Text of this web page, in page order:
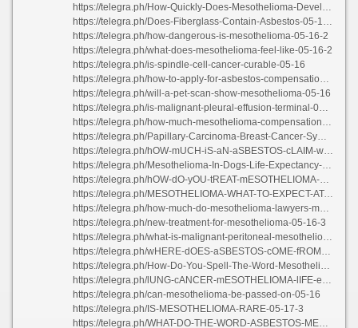
https://telegra.ph/How-Quickly-Does-Mesothelioma-Develop-05-16
https://telegra.ph/Does-Fiberglass-Contain-Asbestos-05-16-2
https://telegra.ph/how-dangerous-is-mesothelioma-05-16-2
https://telegra.ph/what-does-mesothelioma-feel-like-05-16-2
https://telegra.ph/is-spindle-cell-cancer-curable-05-16
https://telegra.ph/how-to-apply-for-asbestos-compensation-05-16
https://telegra.ph/will-a-pet-scan-show-mesothelioma-05-16
https://telegra.ph/is-malignant-pleural-effusion-terminal-05-15
https://telegra.ph/how-much-mesothelioma-compensation-05-16-3
https://telegra.ph/Papillary-Carcinoma-Breast-Cancer-Symptoms-05-16-3
https://telegra.ph/hOW-mUCH-iS-aN-aSBESTOS-cLAIM-wORTH-05-16
https://telegra.ph/Mesothelioma-In-Dogs-Life-Expectancy-05-16-2
https://telegra.ph/hOW-dO-yOU-tREAT-mESOTHELIOMA-05-16
https://telegra.ph/MESOTHELIOMA-WHAT-TO-EXPECT-AT-THE-END-05-16
https://telegra.ph/how-much-do-mesothelioma-lawyers-make-05-15
https://telegra.ph/new-treatment-for-mesothelioma-05-16-3
https://telegra.ph/what-is-malignant-peritoneal-mesothelioma-05-17-4
https://telegra.ph/wHERE-dOES-aSBESTOS-cOME-fROM-05-16-2
https://telegra.ph/How-Do-You-Spell-The-Word-Mesothelioma-05-16-2
https://telegra.ph/lUNG-cANCER-mESOTHELIOMA-lIFE-eXPECTANCY-05-16
https://telegra.ph/can-mesothelioma-be-passed-on-05-16
https://telegra.ph/IS-MESOTHELIOMA-RARE-05-17-3
https://telegra.ph/WHAT-DO-THE-WORD-ASBESTOS-MEAN-05-16